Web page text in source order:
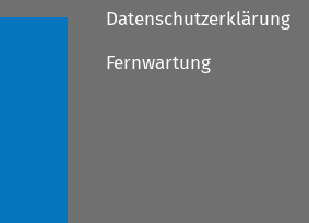
Datenschutzerklärung
Fernwartung